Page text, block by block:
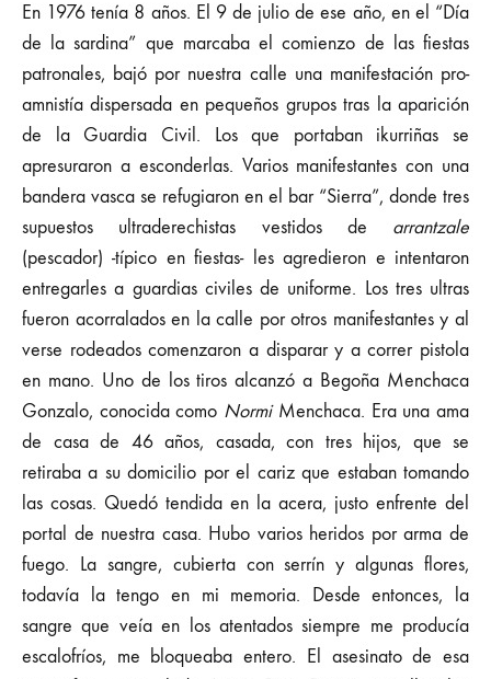
En 1976 tenía 8 años. El 9 de julio de ese año, en el “Día
de la sardina” que marcaba el comienzo de las fiestas
patronales, bajó por nuestra calle una manifestación pro-
amnistía dispersada en pequeños grupos tras la aparición
de la Guardia Civil. Los que portaban ikurriñas se
apresuraron a esconderlas. Varios manifestantes con una
bandera vasca se refugiaron en el bar “Sierra”, donde tres
supuestos ultraderechistas vestidos de arrantzale
(pescador) -típico en fiestas- les agredieron e intentaron
entregarles a guardias civiles de uniforme. Los tres ultras
fueron acorralados en la calle por otros manifestantes y al
verse rodeados comenzaron a disparar y a correr pistola
en mano. Uno de los tiros alcanzó a Begoña Menchaca
Gonzalo, conocida como NormiMenchaca. Era una ama
de casa de 46 años, casada, con tres hijos, que se
retiraba a su domicilio por el cariz que estaban tomando
las cosas. Quedó tendida en la acera, justo enfrente del
portal de nuestra casa. Hubo varios heridos por arma de
fuego. La sangre, cubierta con serrín y algunas flores,
todavía la tengo en mi memoria. Desde entonces, la
sangre que veía en los atentados siempre me producía
escalofríos, me bloqueaba entero. El asesinato de esa